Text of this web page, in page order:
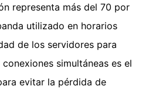
representa más del 70 por
utilizado en horarios
de los servidores para
simultáneas es el
evitar la pérdida de